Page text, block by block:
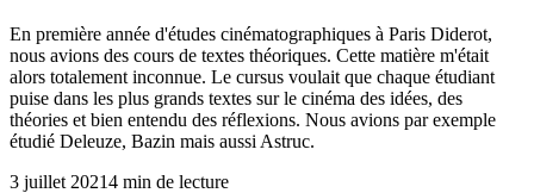
En première année d'études cinématographiques à Paris Diderot,
nous avions des cours de textes théoriques. Cette matière m'était
alors totalement inconnue. Le cursus voulait que chaque étudiant
puise dans les plus grands textes sur le cinéma des idées, des
théories et bien entendu des réflexions. Nous avions par exemple
étudié Deleuze, Bazin mais aussi Astruc.
3 juillet 20214 min de lecture